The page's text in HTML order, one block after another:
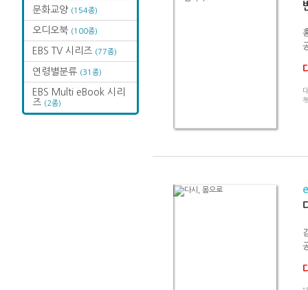
문화교양 (154종)
오디오북 (100종)
EBS TV 시리즈 (77종)
연령별분류 (31종)
EBS Multi eBook 시리
즈 (2종)